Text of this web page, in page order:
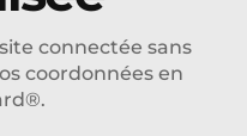
connectée sans
coordonnées en